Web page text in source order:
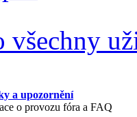
všechny
a upozornění
o provozu fóra a FAQ